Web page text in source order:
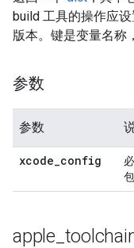
build 工具的操作应
版本。键是变量名称
参数
参数
xcode_config
apple